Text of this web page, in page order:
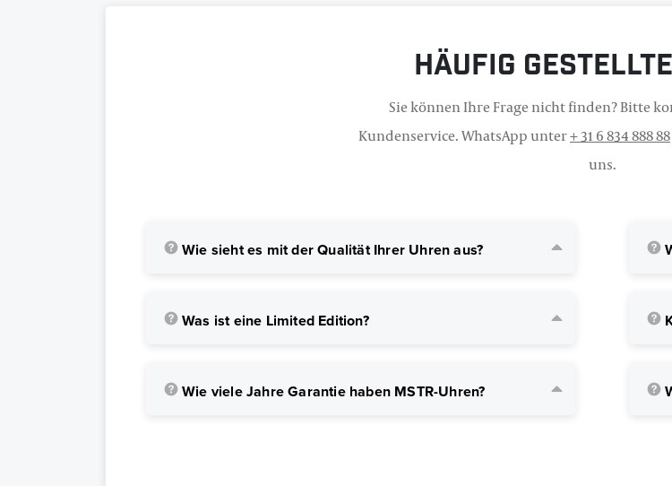
Häufig
Sie können Ihre Frage nicht finden? Bitte
Kundenservice. WhatsApp unter+ 31 6 834 888 88
uns.
Wie sieht es mit der Qualität Ihrer Uhren aus?
Was ist eine Limited Edition?
Wie viele Jahre Garantie haben MSTR-Uhren?